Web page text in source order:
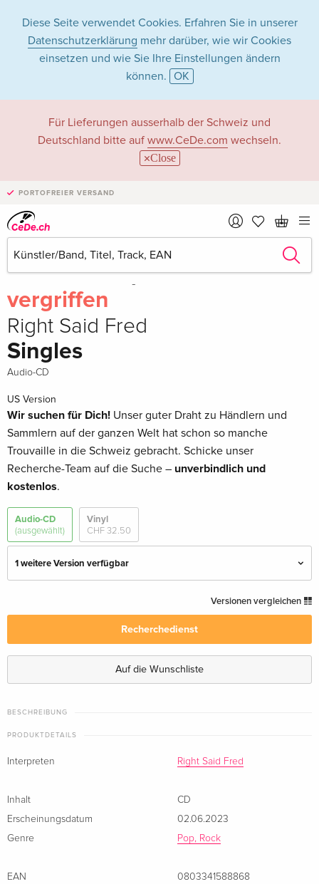
Diese Seite verwendet Cookies. Erfahren Sie in unserer
Datenschutzerklärung mehr darüber, wie wir Cookies
einsetzen und wie Sie Ihre Einstellungen ändern
können. OK
Für Lieferungen ausserhalb der Schweiz und
Deutschland bitte auf www.CeDe.com wechseln.
Close
PORTOFREIER VERSAND
vergriffen
Right Said Fred
Singles
Audio-CD
US Version
Wir suchen für Dich! Unser guter Draht zu Händlern und
Sammlern auf der ganzen Welt hat schon so manche
Trouvaille in die Schweiz gebracht. Schicke unser
Recherche-Team auf die Suche – unverbindlich und
kostenlos.
Audio-CD
(ausgewählt)
Vinyl
CHF 32.50
1 weitere Version verfügbar
CHF 12.90
Standard Edition — (ausgewählt)
· US Version
vergriffen
Versionen vergleichen
Recherchedienst
Auf die Wunschliste
BESCHREIBUNG
PRODUKTDETAILS
Interpreten Right Said Fred
Inhalt
CD
Erscheinungsdatum
02.06.2023
Genre
Pop, Rock
EAN
0803341588868